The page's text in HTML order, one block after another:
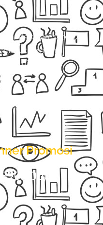
anda dalam promosi
masukkan nama
siap di kirim.
Promosi